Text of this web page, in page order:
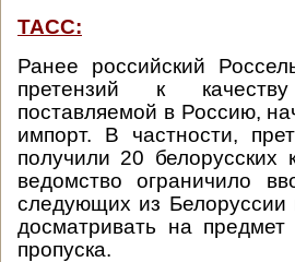
ТАСС:
Ранее российский
претензий к качеству
поставляемой в Россию,
импорт. В частности,
получили 20
ведомство ограничило
следующих из Белоруссии
досматривать на
пропуска.